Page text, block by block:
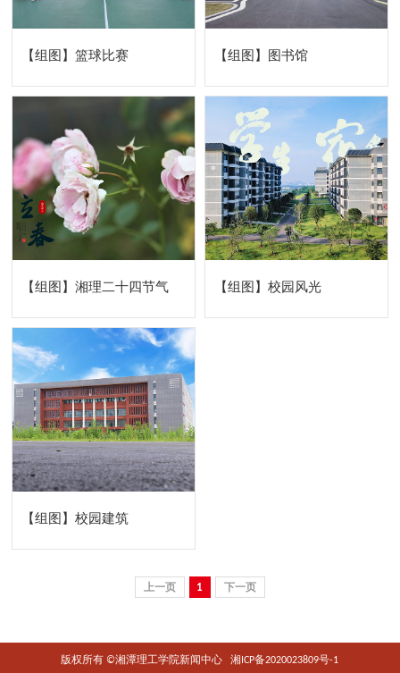
【组图】篮球比赛 【组图】图书馆
【组图】湘理二十四节气 【组图】校园风光
【组图】校园建筑
1
版权所有 ©湘潭理工学院新闻中心湘ICP备2020023809号-1